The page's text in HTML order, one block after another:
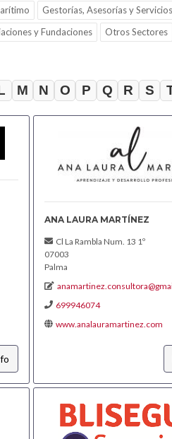
Gestorías, Asesorías y
y Fundaciones
Otros Sectores
M N O P Q R S
ANA LAURA MARTÍNEZ
Cl La Rambla Num. 13 1º
07003
Palma
699946074
www.analauramartinez.com